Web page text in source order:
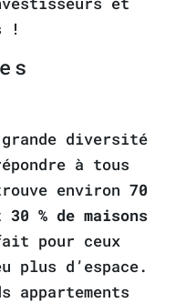
!
diversité
à tous
environ 70
30 % de maisons
pour ceux
plus d’espace.
appartements